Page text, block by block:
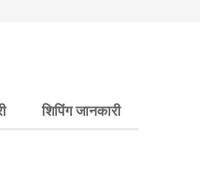
शिपिंग जानकारी